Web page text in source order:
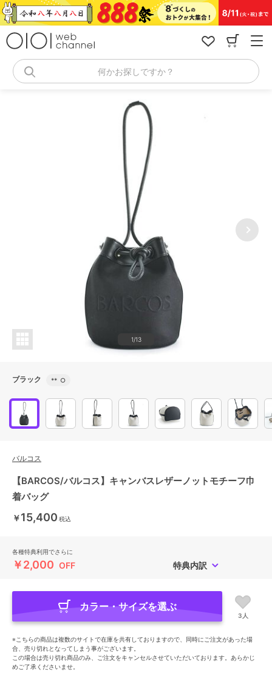
コ
ン
何かお探しですか？
1/13
ブラック ** ○
バルコス
【BARCOS/バルコス】キャンバスレザーノットモチーフ巾
着バッグ
￥15,400 税込
各種特典利用でさらに
￥2,000 OFF 特典内訳
カラー・サイズを選ぶ
3人
※こちらの商品は複数のサイトで在庫を共有しておりますので、同時にご注文があった場
合、売り切れとなってしまう事がございます。
この場合は売り切れ商品のみ、ご注文をキャンセルさせていただいております。あらかじ
めご了承くださいませ。